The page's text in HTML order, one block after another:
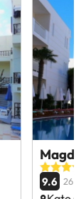
9.6 26